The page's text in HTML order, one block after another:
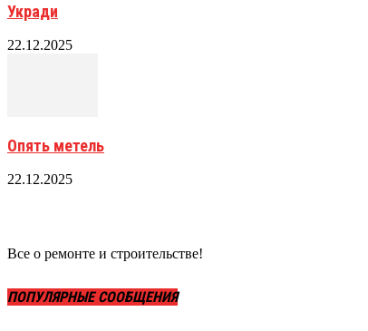
Укради
22.12.2025
Опять метель
22.12.2025
Все о ремонте и строительстве!
ПОПУЛЯРНЫЕ СООБЩЕНИЯ